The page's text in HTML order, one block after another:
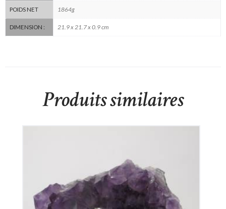
POIDS NET 1864g
DIMENSION : 21.9 x 21.7 x 0.9 cm
Produits similaires
Améthyste du Brésil